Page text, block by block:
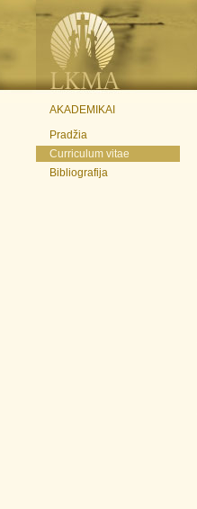
AKADEMIKAI
Pradžia
Curriculum vitae
Bibliografija